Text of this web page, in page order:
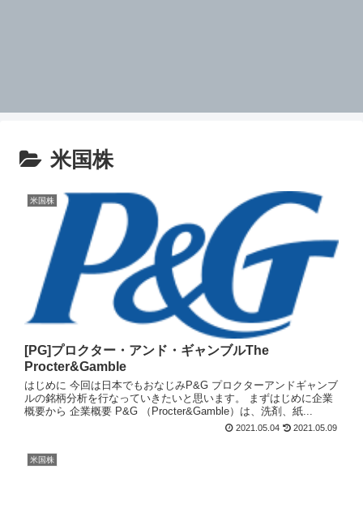
米国株
米国株
[PG]プロクター・アンド・ギャンブルThe
Procter&Gamble
はじめに 今回は日本でもおなじみP&G プロクターアンドギャンブ
ルの銘柄分析を行なっていきたいと思います。 まずはじめに企業
概要から 企業概要 P&G （Procter&Gamble）は、洗剤、紙...
2021.05.04 2021.05.09
米国株